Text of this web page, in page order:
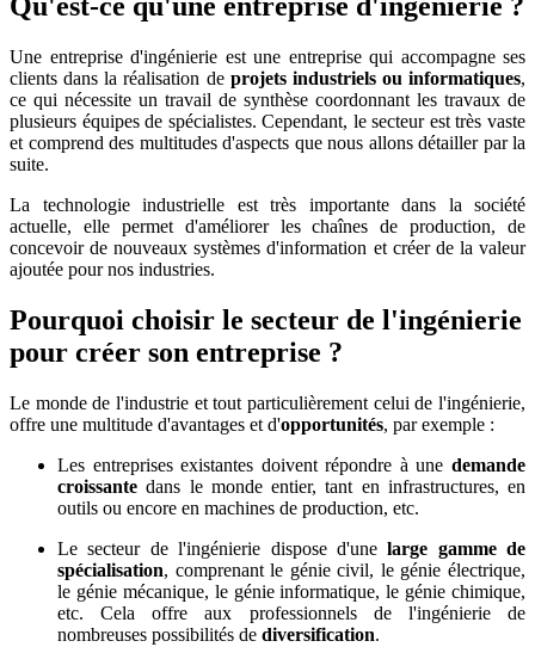
Qu'est-ce qu'une entreprise d'ingénierie ?
Une entreprise d'ingénierie est une entreprise qui accompagne ses
clients dans la réalisation de projets industriels ou informatiques,
ce qui nécessite un travail de synthèse coordonnant les travaux de
plusieurs équipes de spécialistes. Cependant, le secteur est très vaste
et comprend des multitudes d'aspects que nous allons détailler par la
suite.
La technologie industrielle est très importante dans la société
actuelle, elle permet d'améliorer les chaînes de production, de
concevoir de nouveaux systèmes d'information et créer de la valeur
ajoutée pour nos industries.
Pourquoi choisir le secteur de l'ingénierie
pour créer son entreprise ?
Le monde de l'industrie et tout particulièrement celui de l'ingénierie,
offre une multitude d'avantages et d'opportunités, par exemple :
Les entreprises existantes doivent répondre à une demande
croissante dans le monde entier, tant en infrastructures, en
outils ou encore en machines de production, etc.
Le secteur de l'ingénierie dispose d'unelarge gamme de
spécialisation, comprenant le génie civil, le génie électrique,
le génie mécanique, le génie informatique, le génie chimique,
etc. Cela offre aux professionnels de l'ingénierie de
nombreuses possibilités de diversification.